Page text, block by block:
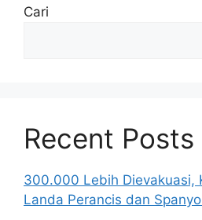
Cari
Recent Posts
300.000 Lebih Dievakuasi,
Landa Perancis dan